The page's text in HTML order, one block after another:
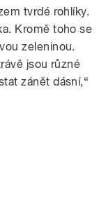
tvrdé rohlíky.
Kromě toho se
zeleninou.
jsou různé
zánět dásní,“